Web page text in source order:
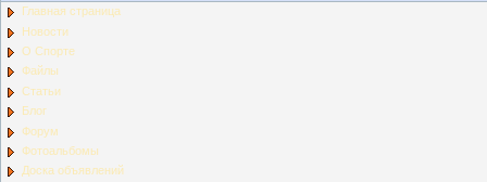
Главная страница
Новости
О Спорте
Файлы
Статьи
Блог
Форум
Фотоальбомы
Доска объявлений